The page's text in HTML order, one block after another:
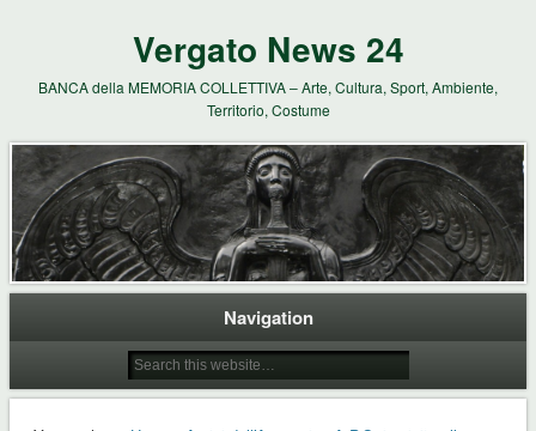
Vergato News 24
BANCA della MEMORIA COLLETTIVA – Arte, Cultura, Sport, Ambiente,
Territorio, Costume
Navigation